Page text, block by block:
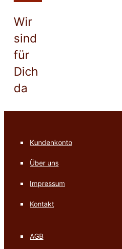
Wir
sind
für
Dich
da
Kundenkonto
Über uns
Impressum
Kontakt
AGB